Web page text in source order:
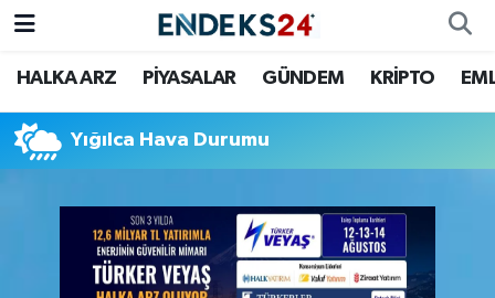
HALKA ARZ PİYASALAR GÜNDEM KRİPTO
Yığılca Hava Durumu
EMLAK
ENERJİ
HALKA ARZ
Nöbetçi Eczaneler
Hava Durumu
Süper Lig Puan Durumu ve Fikstür